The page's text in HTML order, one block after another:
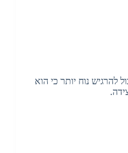
להרגיש נוח יותר כי הוא